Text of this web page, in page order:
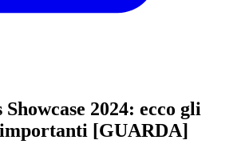
2024: ecco gli
[GUARDA]